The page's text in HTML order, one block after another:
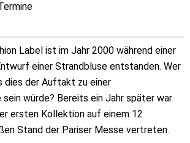
Label ist im Jahr 2000 während einer
einer Strandbluse entstanden. Wer
dies der Auftakt zu einer
würde? Bereits ein Jahr später war
ersten Kollektion auf einem 12
Stand der Pariser Messe vertreten.